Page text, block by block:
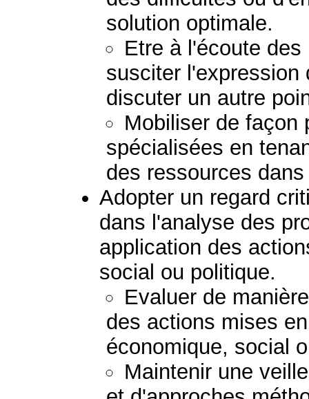
solution optimale.
Etre à l'écoute
susciter l'expression
discuter un autre
Mobiliser de façon
spécialisées en
des ressources
Adopter un regard
dans l'analyse des
application des
social ou politique.
Evaluer de
des actions mises
économique, social
Maintenir une